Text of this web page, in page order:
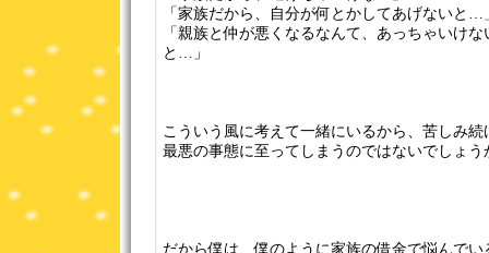
「家族だから、自分が何とかしてあげないと…
「親族と仲が悪くなるなんて、あっちゃいけ
と…」
こういう風に考えて一緒にいるから、苦しみ
最悪の事態に至ってしまうのではないでしょう
だから僕は、僕のように家族の借金で悩んで